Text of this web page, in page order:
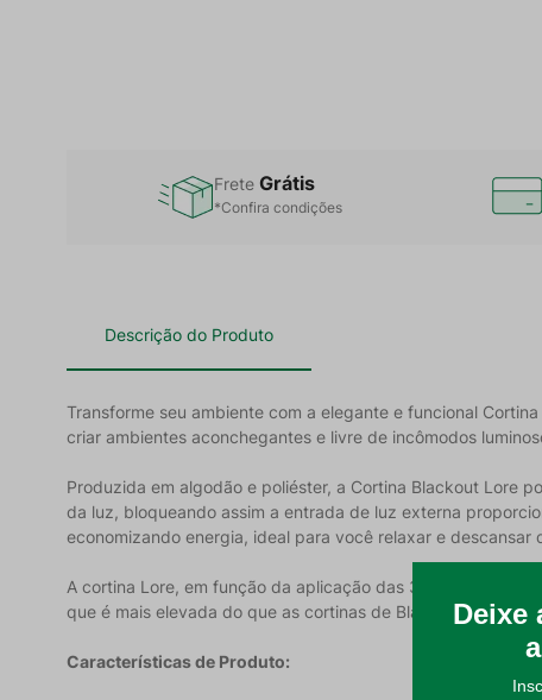
Frete Grátis
*Confira condições
Descrição do Produto
Transforme seu ambiente com a elegante e funcional
criar ambientes aconchegantes e livre de incômodos
Produzida em algodão e poliéster, a Cortina Blackout Lore
da luz, bloqueando assim a entrada de luz externa
economizando energia, ideal para você relaxar e descansar
A cortina Lore, em função da aplicação das 3 camadas de
que é mais elevada do que as cortinas de Blackout com
Características de Produto: